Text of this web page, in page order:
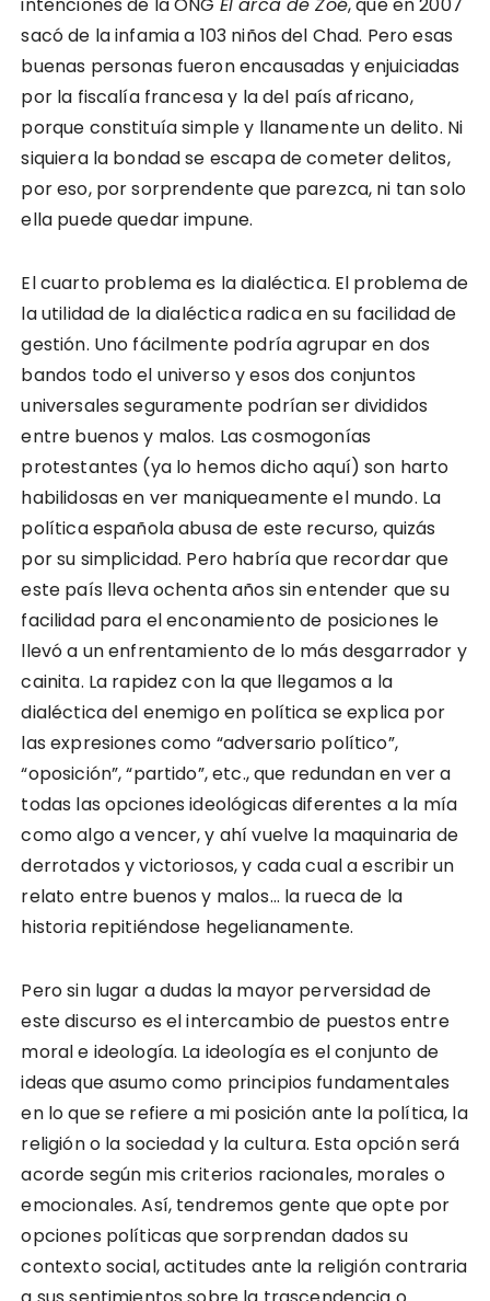
sacó de la infamia a 103 niños del Chad. Pero esas
buenas personas fueron encausadas y enjuiciadas
por la fiscalía francesa y la del país africano,
porque constituía simple y llanamente un delito. Ni
siquiera la bondad se escapa de cometer delitos,
por eso, por sorprendente que parezca, ni tan solo
ella puede quedar impune.
El cuarto problema es la dialéctica. El problema de
la utilidad de la dialéctica radica en su facilidad de
gestión. Uno fácilmente podría agrupar en dos
bandos todo el universo y esos dos conjuntos
universales seguramente podrían ser divididos
entre buenos y malos. Las cosmogonías
protestantes (ya lo hemos dicho aquí) son harto
habilidosas en ver maniqueamente el mundo. La
política española abusa de este recurso, quizás
por su simplicidad. Pero habría que recordar que
este país lleva ochenta años sin entender que su
facilidad para el enconamiento de posiciones le
llevó a un enfrentamiento de lo más desgarrador y
cainita. La rapidez con la que llegamos a la
dialéctica del enemigo en política se explica por
las expresiones como “adversario político”,
“oposición”, “partido”, etc., que redundan en ver a
todas las opciones ideológicas diferentes a la mía
como algo a vencer, y ahí vuelve la maquinaria de
derrotados y victoriosos, y cada cual a escribir un
relato entre buenos y malos… la rueca de la
historia repitiéndose hegelianamente.
Pero sin lugar a dudas la mayor perversidad de
este discurso es el intercambio de puestos entre
moral e ideología. La ideología es el conjunto de
ideas que asumo como principios fundamentales
en lo que se refiere a mi posición ante la política, la
religión o la sociedad y la cultura. Esta opción será
acorde según mis criterios racionales, morales o
emocionales. Así, tendremos gente que opte por
opciones políticas que sorprendan dados su
contexto social, actitudes ante la religión contraria